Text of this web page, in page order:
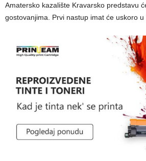
Amatersko kazalište Kravarsko predstavu
gostovanjima. Prvi nastup imat će uskoro u